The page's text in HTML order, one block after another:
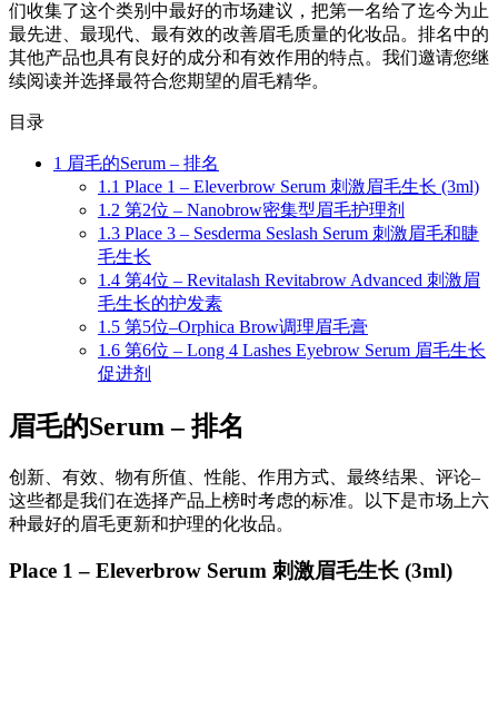
们收集了这个类别中最好的市场建议，把第一名给了迄今为止
最先进、最现代、最有效的改善眉毛质量的化妆品。排名中的
其他产品也具有良好的成分和有效作用的特点。我们邀请您继
续阅读并选择最符合您期望的眉毛精华。
目录
1 眉毛的Serum – 排名
1.1 Place 1 – Eleverbrow Serum 刺激眉毛生长 (3ml)
1.2 第2位 – Nanobrow密集型眉毛护理剂
1.3 Place 3 – Sesderma Seslash Serum 刺激眉毛和睫
毛生长
1.4 第4位 – Revitalash Revitabrow Advanced 刺激眉
毛生长的护发素
1.5 第5位–Orphica Brow调理眉毛膏
1.6 第6位 – Long 4 Lashes Eyebrow Serum 眉毛生长
促进剂
眉毛的Serum – 排名
创新、有效、物有所值、性能、作用方式、最终结果、评论–
这些都是我们在选择产品上榜时考虑的标准。以下是市场上六
种最好的眉毛更新和护理的化妆品。
Place 1 – Eleverbrow Serum 刺激眉毛生长 (3ml)